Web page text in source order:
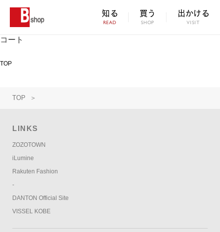
知る
READ
買う
SHOP
出かける
VISIT
コート
TOP
TOP ＞
LINKS
ZOZOTOWN
iLumine
Rakuten Fashion
-
DANTON Official Site
VISSEL KOBE